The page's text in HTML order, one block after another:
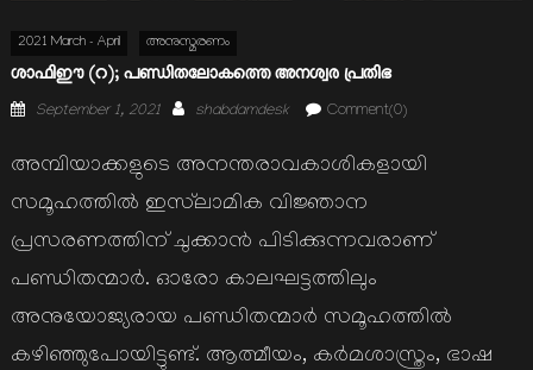
2021 March - April അനുസ്മരണം
ശാഫിഈ (റ); പണ്ഡിതലോകത്തെ അനശ്വര പ്രതിഭ
Posted
September 1, 2021 Author
shabdamdesk Comment(0)
അമ്പിയാക്കളുടെ അനന്തരാവകാശികളായി
സമൂഹത്തില്‍ ഇസ്‌ലാമിക വിജ്ഞാന
പ്രസരണത്തിന് ചുക്കാന്‍ പിടിക്കുന്നവരാണ്
പണ്ഡിതന്മാര്‍. ഓരോ കാലഘട്ടത്തിലും
അനുയോജ്യരായ പണ്ഡിതന്മാര്‍ സമൂഹത്തില്‍
കഴിഞ്ഞുപോയിട്ടുണ്ട്. ആത്മീയം, കര്‍മശാസ്ത്രം, ഭാഷ